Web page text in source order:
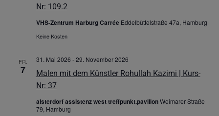
Nr: 109.2
VHS-Zentrum Harburg Carrée Eddelbüttelstraße 47a, Hamburg
Keine Kosten
FR.
7
Malen mit dem Künstler Rohullah Kazimi | Kurs-
Nr: 37
31. Mai 2026 -29. November 2026
alsterdorf assistenz west treffpunkt.pavillonWeimarer Straße
79, Hamburg